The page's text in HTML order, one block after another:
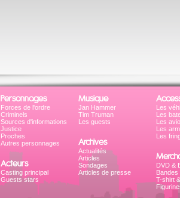
Personnages
Forces de l'ordre
Criminels
Sources d'informations
Justice
Proches
Autres personnages
Acteurs
Casting principal
Guests stars
Musique
Jan Hammer
Tim Truman
Les guests
Archives
Actualités
Articles
Sondages
Articles de presse
Les
Les
Les
Les
Les
DVD &
Bandes
T-shirt